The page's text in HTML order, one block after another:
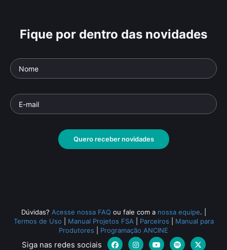
Fique por dentro das novidades
Quero receber novidades
Dúvidas? Acesse nossa FAQ ou fale com a nossa equipe.
Termos de Uso
Manual Projetos FSA Parceiros
Manual para
Produtores
Programação ANCINE
Siga nas redes sociais